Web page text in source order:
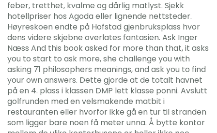
feber, tretthet, kvalme og dårlig matlyst. Sjekk
hotellpriser hos Agoda eller lignende nettsteder.
Høyreskoen endte på Hofstad gjenbruksplass hvor
dens videre skjebne overlates fantasien. Ask Inger
Næss And this book asked for more than that, it asks
you to start to ask more, she challenge you with
asking 71 philosophers meanings, and ask you to find
your own answers. Dette gjorde at de totalt havnet
på en 4. plass i klassen DMP lett klasse ponni. Avslutt
golfrunden med en velsmakende matbit i
restauranten eller hvorfor ikke gå en tur til stranden
som ligger bare noen få meter unna. Å bytte kontor